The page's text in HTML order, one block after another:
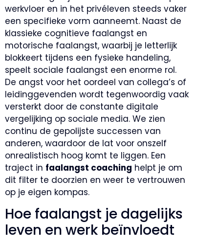
werkvloer en in het privéleven steeds vaker
een specifieke vorm aanneemt. Naast de
klassieke cognitieve faalangst en
motorische faalangst, waarbij je letterlijk
blokkeert tijdens een fysieke handeling,
speelt sociale faalangst een enorme rol.
De angst voor het oordeel van collega’s of
leidinggevenden wordt tegenwoordig vaak
versterkt door de constante digitale
vergelijking op sociale media. We zien
continu de gepolijste successen van
anderen, waardoor de lat voor onszelf
onrealistisch hoog komt te liggen. Een
traject in faalangst coaching helpt je om
dit filter te doorzien en weer te vertrouwen
op je eigen kompas.
Hoe faalangst je dagelijks
leven en werk beïnvloedt